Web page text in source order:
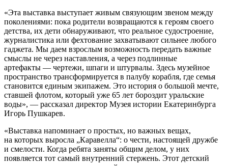
«Эта выставка выступает живым связующим звеном между
поколениями: пока родители возвращаются к героям своего
детства, их дети обнаруживают, что реальное судостроение,
журналистика или фехтование захватывают сильнее любого
гаджета. Мы даем взрослым возможность передать важные
смыслы не через наставления, а через подлинные
артефакты — чертежи, шпаги и штурвалы. Здесь музейное
пространство трансформируется в палубу корабля, где семья
становится единым экипажем. Это история о большой мечте,
ставшей флотом, который уже 65 лет бороздит уральские
воды», — рассказал директор Музея истории Екатеринбурга
Игорь Пушкарев.
«Выставка напоминает о простых, но важных вещах,
на которых выросла „Каравелла“: о чести, настоящей дружбе
и смелости. Когда ребята заняты общим делом, у них
появляется тот самый внутренний стержень. Этот детский